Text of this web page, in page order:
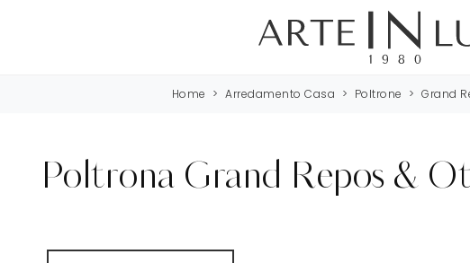
Home > Arredamento Casa > Poltrone > Grand
Poltrona Grand Repos &